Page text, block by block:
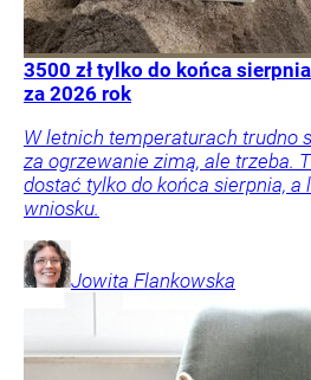
3500 zł tylko do końca
za 2026 rok
W letnich temperaturach trudno
za ogrzewanie zimą, ale trzeba.
dostać tylko do końca sierpnia, a
wniosku.
Jowita Flankowska